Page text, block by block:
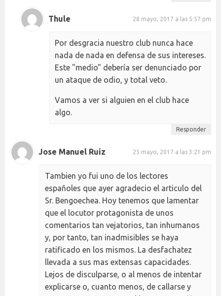
Thule 28 mayo, 2017 a las 5:57 pm
Por desgracia nuestro club nunca hace
nada de nada en defensa de sus intereses.
Este "medio" debería ser denunciado por
un ataque de odio, y total veto.
Vamos a ver si alguien en el club hace
algo.
Responder
Jose Manuel Ruiz 25 mayo, 2017 a las 3:21 pm
Tambien yo fui uno de los lectores
españoles que ayer agradecio el articulo del
Sr. Bengoechea. Hoy tenemos que lamentar
que el locutor protagonista de unos
comentarios tan vejatorios, tan inhumanos
y, por tanto, tan inadmisibles se haya
ratificado en los mismos. La desfachatez
llevada a sus mas extensas capacidades.
Lejos de disculparse, o al menos de intentar
explicarse o, cuanto menos, de callarse y